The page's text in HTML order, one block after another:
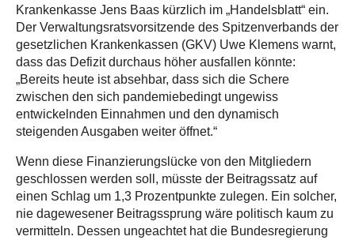
Krankenkasse Jens Baas kürzlich im „Handelsblatt“ ein.
Der Verwaltungsratsvorsitzende des Spitzenverbands der
gesetzlichen Krankenkassen (GKV) Uwe Klemens warnt,
dass das Defizit durchaus höher ausfallen könnte:
„Bereits heute ist absehbar, dass sich die Schere
zwischen den sich pandemiebedingt ungewiss
entwickelnden Einnahmen und den dynamisch
steigenden Ausgaben weiter öffnet.“
Wenn diese Finanzierungslücke von den Mitgliedern
geschlossen werden soll, müsste der Beitragssatz auf
einen Schlag um 1,3 Prozentpunkte zulegen. Ein solcher,
nie dagewesener Beitragssprung wäre politisch kaum zu
vermitteln. Dessen ungeachtet hat die Bundesregierung